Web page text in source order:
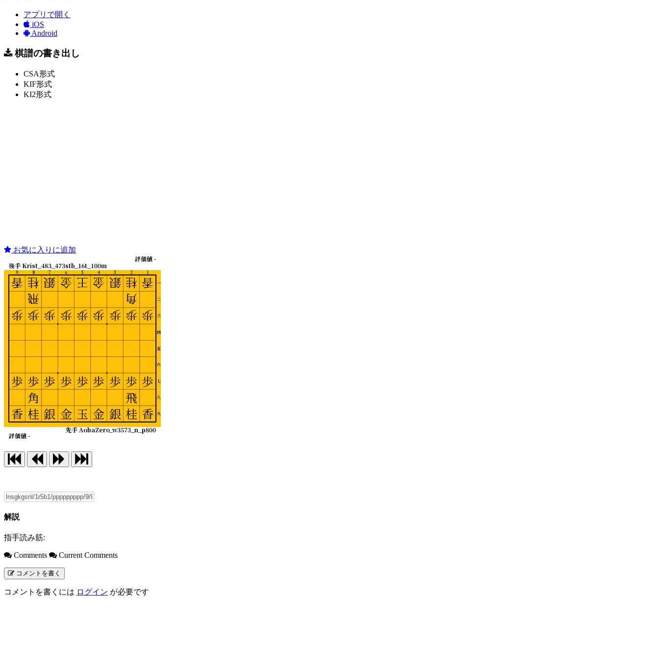
アプリで開く
iOS
Android
棋譜の書き出し
CSA形式
KIF形式
KI2形式
お気に入りに追加
1
2
3
4
5
6
7
8
9
一
二
三
四
五
六
七
八
九
先手 AobaZero_w3573_n_p800
後手 Krist_483_473stb_16t_100m
評価値 -
評価値 -
香
歩
歩
香
桂
角
歩
歩
飛
桂
銀
歩
歩
銀
金
歩
歩
金
王
歩
歩
玉
金
歩
歩
金
銀
歩
歩
銀
桂
飛
歩
歩
角
桂
香
歩
歩
香
解説
指手読み筋:
Comments Current Comments
コメントを書く
コメントを書くには ログイン が必要です